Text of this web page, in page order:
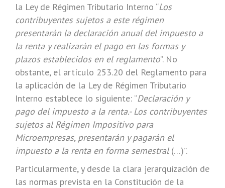
la Ley de Régimen Tributario Interno “Los
contribuyentes sujetos a este régimen
presentarán la declaración anual del impuesto a
la renta y realizarán el pago en las formas y
plazos establecidos en el reglamento”. No
obstante, el artículo 253.20 del Reglamento para
la aplicación de la Ley de Régimen Tributario
Interno establece lo siguiente: “Declaración y
pago del impuesto a la renta.- Los contribuyentes
sujetos al Régimen Impositivo para
Microempresas, presentarán y pagarán el
impuesto a la renta en forma semestral(…)”.
Particularmente, y desde la clara jerarquización de
las normas prevista en la Constitución de la